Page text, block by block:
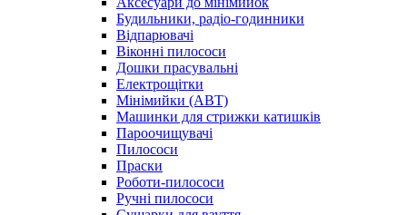
Будильники, радіо-годинники
Відпарювачі
Віконні пилососи
Дошки прасувальні
Електрощітки
Мінімийки (АВТ)
Машинки для стрижки катишків
Пароочищувачі
Пилососи
Праски
Роботи-пилососи
Ручні пилососи